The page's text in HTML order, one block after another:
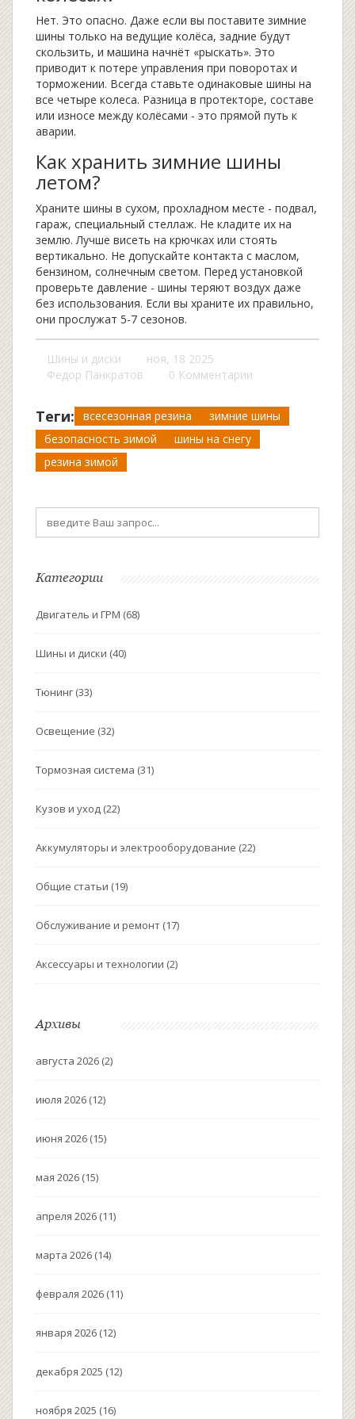
Нет. Это опасно. Даже если вы поставите зимние
шины только на ведущие колёса, задние будут
скользить, и машина начнёт «рыскать». Это
приводит к потере управления при поворотах и
торможении. Всегда ставьте одинаковые шины на
все четыре колеса. Разница в протекторе, составе
или износе между колёсами - это прямой путь к
аварии.
Как хранить зимние шины
летом?
Храните шины в сухом, прохладном месте - подвал,
гараж, специальный стеллаж. Не кладите их на
землю. Лучше висеть на крючках или стоять
вертикально. Не допускайте контакта с маслом,
бензином, солнечным светом. Перед установкой
проверьте давление - шины теряют воздух даже
без использования. Если вы храните их правильно,
они прослужат 5-7 сезонов.
Шины и диски
ноя, 18 2025
Федор Панкратов
0 Комментарии
Теги: всесезонная резина
зимние шины
безопасность зимой
шины на снегу
резина зимой
Категории
Двигатель и ГРМ (68)
Шины и диски (40)
Тюнинг (33)
Освещение (32)
Тормозная система (31)
Кузов и уход (22)
Аккумуляторы и электрооборудование (22)
Общие статьи (19)
Обслуживание и ремонт (17)
Аксессуары и технологии (2)
Архивы
августа 2026 (2)
июля 2026 (12)
июня 2026 (15)
мая 2026 (15)
апреля 2026 (11)
марта 2026 (14)
февраля 2026 (11)
января 2026 (12)
декабря 2025 (12)
ноября 2025 (16)